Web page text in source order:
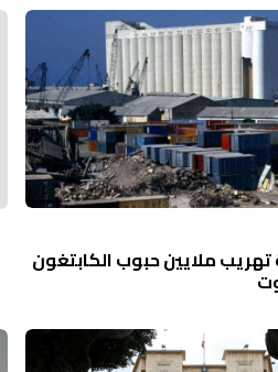
تهريب ملايين حبوب الكابتغون